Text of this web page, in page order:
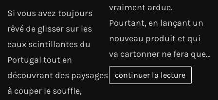
Si vous avez toujours
rêvé de glisser sur les
eaux scintillantes du
Portugal tout en
découvrant des paysages
à couper le souffle,
vraiment ardue.
Pourtant, en lançant un
nouveau produit et qui
va cartonner ne fera que…
continuer la lecture